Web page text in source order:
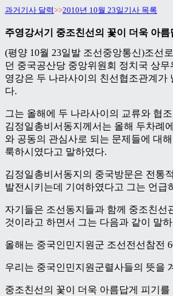
과거기사 달력>>2010년 10월 23일기사 목록
주영강서기 중조친선의 꽃이 더욱 아름
(평양 10월 23일발 조선중앙통신)조선
던 중국공산당 중앙위원회 정치국 상
영강은 두 나라사이의 친선협조관계가
다.
그는 올해에 두 나라사이의 교류와 협
김정일총비서동지께서는 올해 두차례
와 공동의 관심사로 되는 문제들에 대
룩하시였다고 말하였다.
김정일총비서동지의 중국방문은 전통
발전시키는데 기여하였다고 그는 언급
자기들은 조선동지들과 함께 중조친
것이라고 하면서 그는 다음과 같이 말
올해는 중국인민지원군 조선전선참전
우리는 중국인민지원군렬사들의 뜻을
중조친선의 꽃이 더욱 아름답게 피기를